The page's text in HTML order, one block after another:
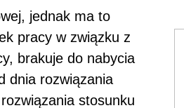
jednak ma to
pracy w związku z
brakuje do nabycia
dnia rozwiązania
stosunku